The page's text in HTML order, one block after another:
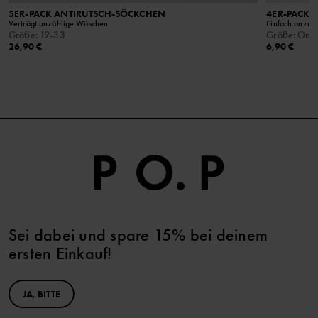
5ER-PACK ANTIRUTSCH-SÖCKCHEN
Verträgt unzählige Wäschen
Größe: 19-33
26,90 €
4ER-PACK
Einfach
Größe:
6,90 €
Sei dabei und spare 15% bei deinem
ersten Einkauf!
JA, BITTE